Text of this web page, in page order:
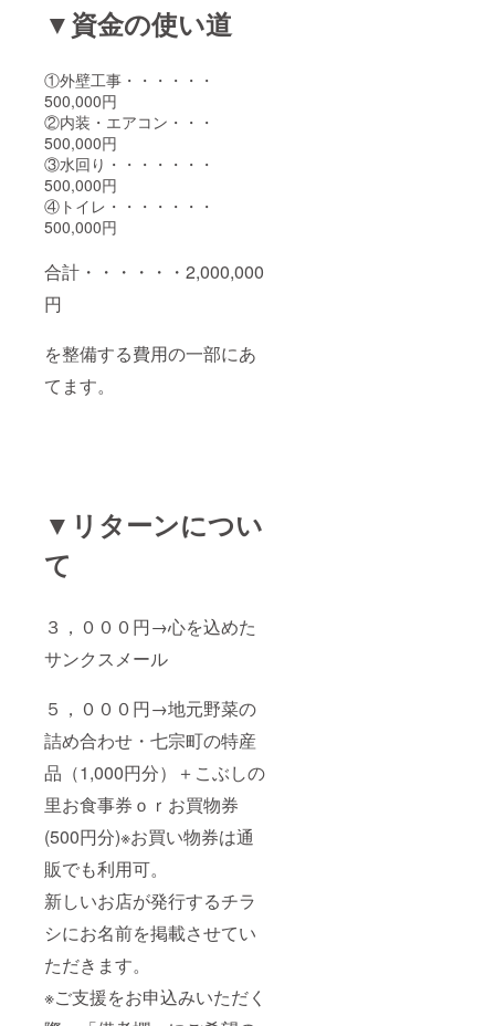
▼資金の使い道
①外壁工事・・・・・・
500,000円
②内装・エアコン・・・
500,000円
③水回り・・・・・・・
500,000円
④トイレ・・・・・・・
500,000円
合計・・・・・・2,000,000
円
を整備する費用の一部にあ
てます。
▼リターンについ
て
３，０００円→心を込めた
サンクスメール
５，０００円→地元野菜の
詰め合わせ・七宗町の特産
品（1,000円分）＋こぶしの
里お食事券ｏｒお買物券
(500円分)※お買い物券は通
販でも利用可。
新しいお店が発行するチラ
シにお名前を掲載させてい
ただきます。
※ご支援をお申込みいただく